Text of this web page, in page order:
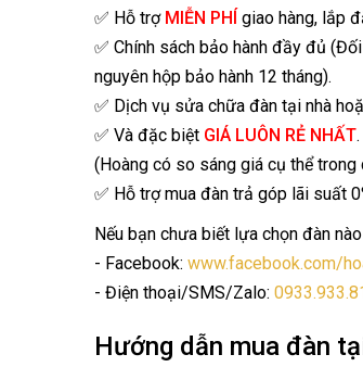
✅ Hỗ trợ MIỄN PHÍ giao hàng, lắp
✅ Chính sách bảo hành đầy đủ
nguyên hộp bảo hành 12 tháng).
✅ Dịch vụ sửa chữa đàn tại nhà
✅ Và đặc biệt GIÁ LUÔN RẺ NHẤT
(Hoàng có so sáng giá cụ thể trong
✅ Hỗ trợ mua đàn trả góp lãi suất
Nếu bạn chưa biết lựa chọn đàn
- Facebook: www.facebook.com/
- Điện thoại/SMS/Zalo:
Hướng dẫn mua đàn